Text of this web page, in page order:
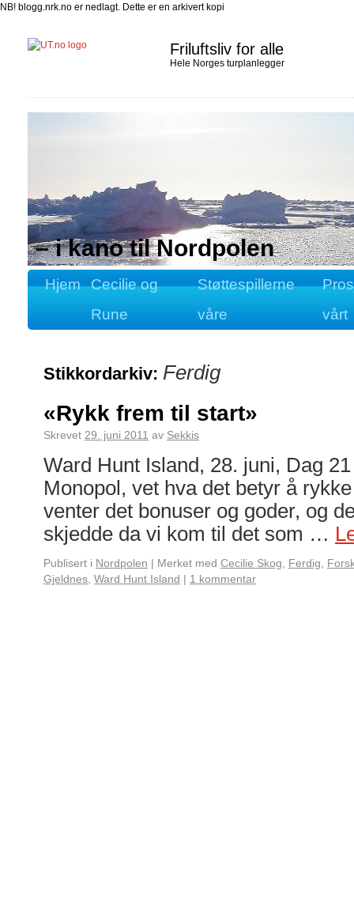
NB! blogg.nrk.no er nedlagt. Dette er en arkivert kopi
Friluftsliv for alle
Hele Norges turplanlegger
– i kano til Nordpolen
Hjem
Cecilie og
Rune
Støttespillerne
våre
vårt
Stikkordarkiv: Ferdig
«Rykk frem til start»
Skrevet 29. juni 2011 av Sekkis
Ward Hunt Island, 28. juni, Dag
Monopol, vet hva det betyr å
venter det bonuser og goder, og
skjedde da vi kom til det som …
Publisert i Nordpolen | Merket med Cecilie Skog Ferdig
Gjeldnes Ward Hunt Island | 1 kommentar